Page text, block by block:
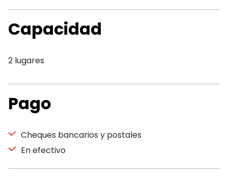
Capacidad
2 lugares
Pago
Cheques bancarios y postales
En efectivo